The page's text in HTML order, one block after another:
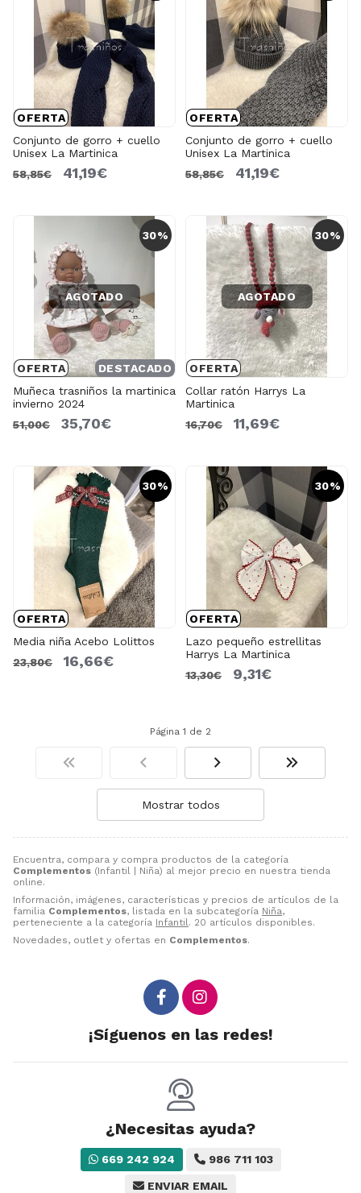
Encuentra, compara y compra productos de la categoría
Complementos (Infantil | Niña) al mejor precio en nuestra tienda
online.
Información, imágenes, características y precios de artículos de la
familia Complementos, listada en la subcategoría Niña,
perteneciente a la categoría Infantil . 20 artículos disponibles.
Novedades, outlet y ofertas en Complementos.
OFERTA
Conjunto de gorro + cuello
Unisex La Martinica
58,85€
41,19€
OFERTA
Conjunto de gorro + cuello
Unisex La Martinica
58,85€
41,19€
30%
OFERTA DESTACADO
AGOTADO
Muñeca trasniños la martinica
invierno 2024
51,00€
35,70€
30%
OFERTA
AGOTADO
Collar ratón Harrys La
Martinica
16,70€
11,69€
30%
OFERTA
Media niña Acebo Lolittos
23,80€
16,66€
30%
OFERTA
Lazo pequeño estrellitas
Harrys La Martinica
13,30€
9,31€
Página 1 de 2
Mostrar todos
¡Síguenos en las redes!
¿Necesitas ayuda?
669 242 924 986 711 103
ENVIAR EMAIL